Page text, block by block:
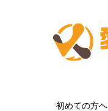
初めての方へ